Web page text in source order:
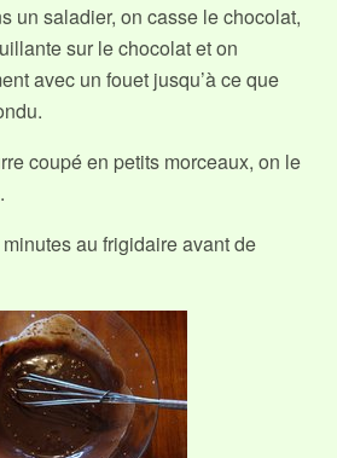
un saladier, on casse le chocolat,
sur le chocolat et on
avec un fouet jusqu’à ce que
coupé en petits morceaux, on le
au frigidaire avant de